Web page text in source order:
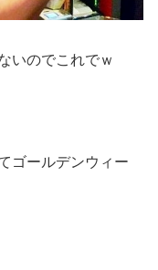
いのでこれでｗ
ゴールデンウィー